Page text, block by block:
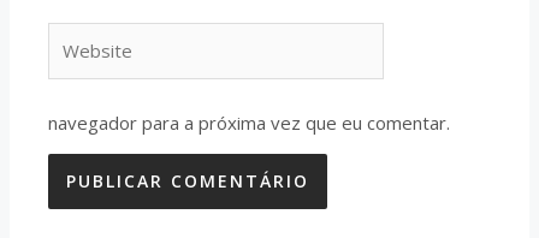
navegador para a próxima vez que eu comentar.